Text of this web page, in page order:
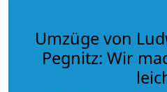
Umzüge von
Pegnitz: Wir